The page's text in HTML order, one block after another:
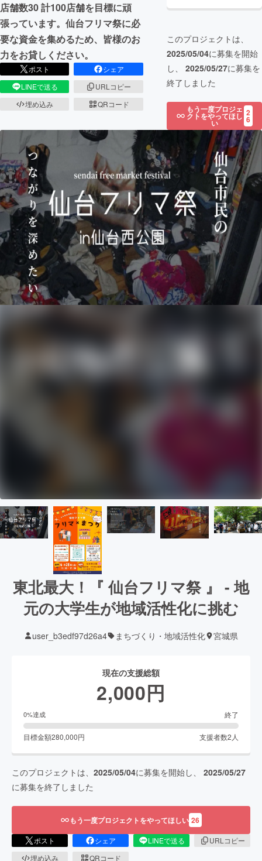
店舗数30 計100店舗を目標に頑
張っています。仙台フリマ祭に必
要な資金を集めるため、皆様のお
力をお貸しください。
ポスト
シェア
LINEで送る
URLコピー
埋め込み
QRコード
このプロジェクトは、
2025/05/04に募集を開始
し、 2025/05/27に募集を
終了しました
もう一度プロジェ
クトをやってほし
い
2
6
東北最大！『 仙台フリマ祭 』 - 地
元の大学生が地域活性化に挑む
user_b3edf97d26a4 まちづくり・地域活性化 宮城県
現在の支援総額
2,000円
0%達成 終了
目標金額280,000円 支援者数2 人
このプロジェクトは、 2025/05/04に募集を開始し、 2025/05/27
に募集を終了しました
もう一度プロジェクトをやってほしい 26
ポスト シェア LINEで送る
URLコピー
埋め込み
QRコード